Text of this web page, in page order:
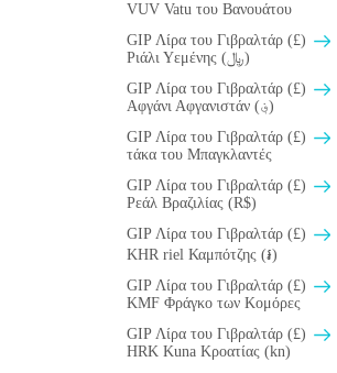
VUV Vatu του Βανουάτου
GIP Λίρα του Γιβραλτάρ (£)
Ριάλι Υεμένης (﷼)
GIP Λίρα του Γιβραλτάρ (£)
Αφγάνι Αφγανιστάν (؋)
GIP Λίρα του Γιβραλτάρ (£)
τάκα του Μπαγκλαντές
GIP Λίρα του Γιβραλτάρ (£)
Ρεάλ Βραζιλίας (R$)
GIP Λίρα του Γιβραλτάρ (£)
KHR riel Καμπότζης (៛)
GIP Λίρα του Γιβραλτάρ (£)
KMF Φράγκο των Κομόρες
GIP Λίρα του Γιβραλτάρ (£)
HRK Kuna Κροατίας (kn)